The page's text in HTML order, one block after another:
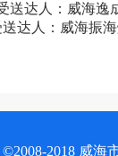
送达人：威海逸
达人：威海振海
©2008-2018 威海